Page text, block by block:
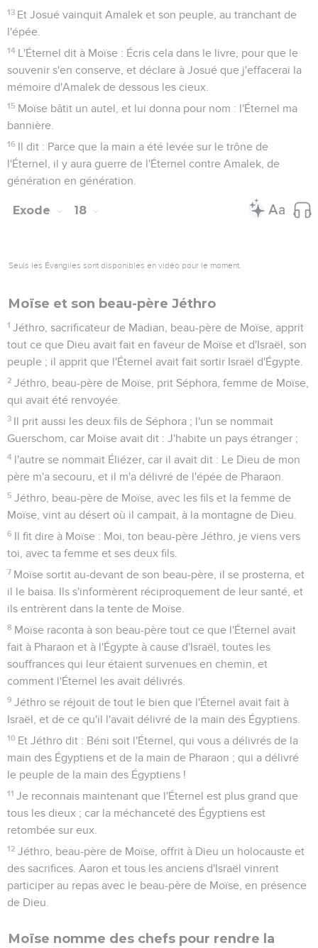
13 Et Josué vainquit Amalek et son peuple, au tranchant de
l'épée.
14 L'Éternel dit à Moïse : Écris cela dans le livre, pour que le
souvenir s'en conserve, et déclare à Josué que j'effacerai la
mémoire d'Amalek de dessous les cieux.
15 Moïse bâtit un autel, et lui donna pour nom : l'Éternel ma
bannière.
16 Il dit : Parce que la main a été levée sur le trône de
l'Éternel, il y aura guerre de l'Éternel contre Amalek, de
génération en génération.
Exode 18
Seuls les Évangiles sont disponibles en vidéo pour le moment.
Moïse et son beau-père Jéthro
1 Jéthro, sacrificateur de Madian, beau-père de Moïse, apprit
tout ce que Dieu avait fait en faveur de Moïse et d'Israël, son
peuple ; il apprit que l'Éternel avait fait sortir Israël d'Égypte.
2 Jéthro, beau-père de Moïse, prit Séphora, femme de Moïse,
qui avait été renvoyée.
3 Il prit aussi les deux fils de Séphora ; l'un se nommait
Guerschom, car Moïse avait dit : J'habite un pays étranger ;
4 l'autre se nommait Éliézer, car il avait dit : Le Dieu de mon
père m'a secouru, et il m'a délivré de l'épée de Pharaon.
5 Jéthro, beau-père de Moïse, avec les fils et la femme de
Moïse, vint au désert où il campait, à la montagne de Dieu.
6 Il fit dire à Moïse : Moi, ton beau-père Jéthro, je viens vers
toi, avec ta femme et ses deux fils.
7 Moïse sortit au-devant de son beau-père, il se prosterna, et
il le baisa. Ils s'informèrent réciproquement de leur santé, et
ils entrèrent dans la tente de Moïse.
8 Moïse raconta à son beau-père tout ce que l'Éternel avait
fait à Pharaon et à l'Égypte à cause d'Israël, toutes les
souffrances qui leur étaient survenues en chemin, et
comment l'Éternel les avait délivrés.
9 Jéthro se réjouit de tout le bien que l'Éternel avait fait à
Israël, et de ce qu'il l'avait délivré de la main des Égyptiens.
10 Et Jéthro dit : Béni soit l'Éternel, qui vous a délivrés de la
main des Égyptiens et de la main de Pharaon ; qui a délivré
le peuple de la main des Égyptiens !
11 Je reconnais maintenant que l'Éternel est plus grand que
tous les dieux ; car la méchanceté des Égyptiens est
retombée sur eux.
12 Jéthro, beau-père de Moïse, offrit à Dieu un holocauste et
des sacrifices. Aaron et tous les anciens d'Israël vinrent
participer au repas avec le beau-père de Moïse, en présence
de Dieu.
Moïse nomme des chefs pour rendre la